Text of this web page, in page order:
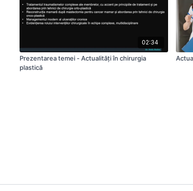
02:34
Prezentarea temei - Actualități în chirurgia
plastică